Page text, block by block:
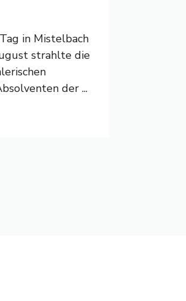
in Mistelbach
strahlte die
der ...